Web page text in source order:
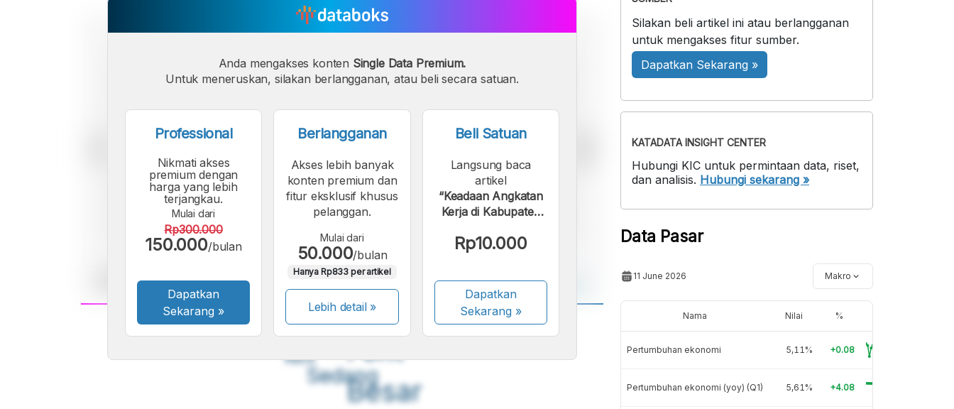
A
Font
Kecil
A
Sedang
A
Besar
Anda mengakses konten Single Data Premium.
Untuk meneruskan, silakan berlangganan, atau beli secara satuan.
Professional
Nikmati akses
premium dengan
harga yang lebih
terjangkau.
Mulai dari
Rp300.000
150.000/bulan
Dapatkan
Sekarang »
Berlangganan
Akses lebih banyak
konten premium dan
fitur eksklusif khusus
pelanggan.
Mulai dari
50.000/bulan
Hanya Rp833 per artikel
Lebih detail »
Beli Satuan
Langsung baca
artikel
“Keadaan Angkatan
Kerja di Kabupaten
Rp10.000
Dapatkan
Sekarang»
Silakan beli artikel ini atau berlangganan
untuk mengakses fitur sumber.
Dapatkan Sekarang »
KATADATA INSIGHT CENTER
Hubungi KIC untuk permintaan data, riset,
dan analisis. Hubungi sekarang »
Data Pasar
11 June 2026 Makro
Nama Nilai %
Pertumbuhan ekonomi 5,11% +0.08
Pertumbuhan ekonomi (yoy) (Q1) 5,61% +4.08